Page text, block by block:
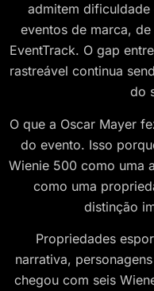
admitem dificuldade
eventos de marca,
EventTrack. O gap
rastreável continua
do
O que a Oscar Mayer
do evento. Isso
Wienie 500 como uma
como uma
distinção
Propriedades
narrativa,
chegou com seis